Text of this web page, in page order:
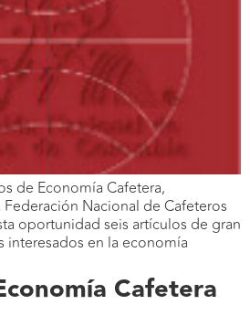
de Economía Cafetera,
Nacional de Cafeteros
oportunidad seis artículos de gran
interesados en la economía
Cafetera